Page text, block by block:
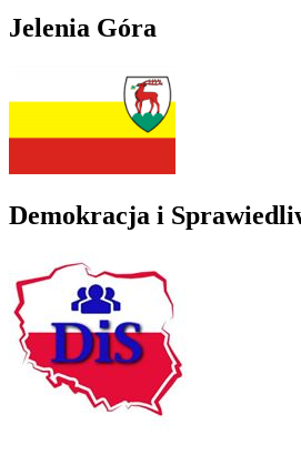
Jelenia Góra
Demokracja i